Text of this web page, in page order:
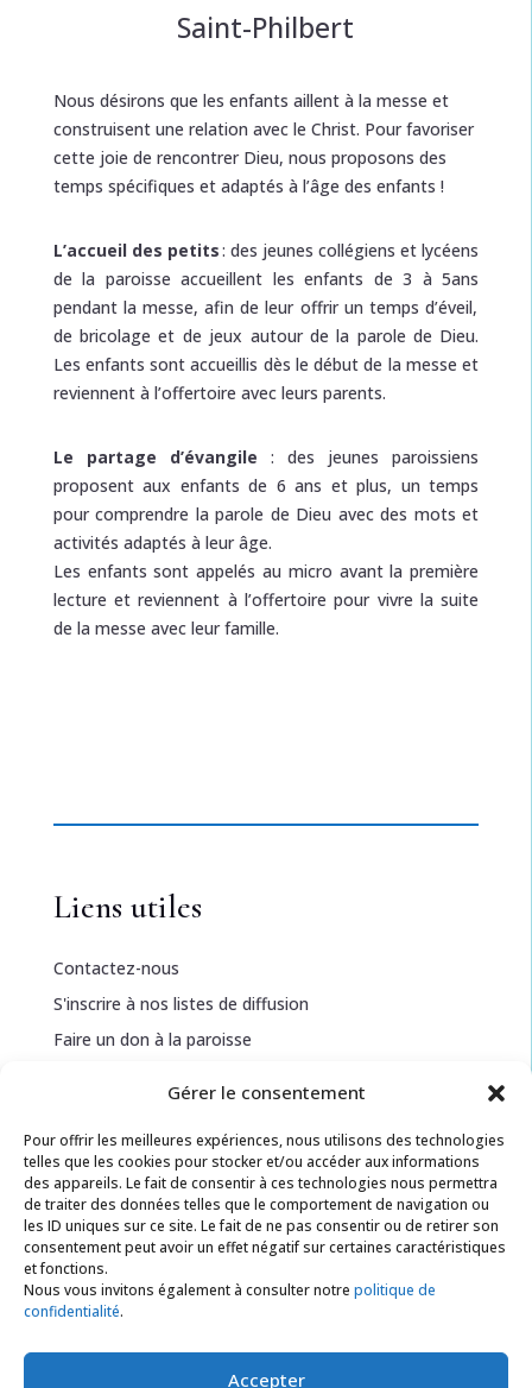
Gérer le consentement
Pour offrir les meilleures expériences, nous utilisons des technologies
telles que les cookies pour stocker et/ou accéder aux informations
des appareils. Le fait de consentir à ces technologies nous permettra
de traiter des données telles que le comportement de navigation ou
les ID uniques sur ce site. Le fait de ne pas consentir ou de retirer son
consentement peut avoir un effet négatif sur certaines caractéristiques
et fonctions.
Nous vous invitons également à consulter notre politique de
confidentialité.
Accepter
Saint-Philbert
Nous désirons que les enfants aillent à la messe et
construisent une relation avec le Christ. Pour favoriser
cette joie de rencontrer Dieu, nous proposons des
temps spécifiques et adaptés à l’âge des enfants !
L’accueil des petits: des jeunes collégiens et lycéens
de la paroisse accueillent les enfants de 3 à 5ans
pendant la messe, afin de leur offrir un temps d’éveil,
de bricolage et de jeux autour de la parole de Dieu.
Les enfants sont accueillis dès le début de la messe et
reviennent à l’offertoire avec leurs parents.
Le partage d’évangile : des jeunes paroissiens
proposent aux enfants de 6 ans et plus, un temps
pour comprendre la parole de Dieu avec des mots et
activités adaptés à leur âge.
Les enfants sont appelés au micro avant la première
lecture et reviennent à l’offertoire pour vivre la suite
de la messe avec leur famille.
Liens utiles
Contactez-nous
S'inscrire à nos listes de diffusion
Faire un don à la paroisse
Politique de confidentialité
Politique de cookies
Conditions générales
Ressources
Documents téléchargeables